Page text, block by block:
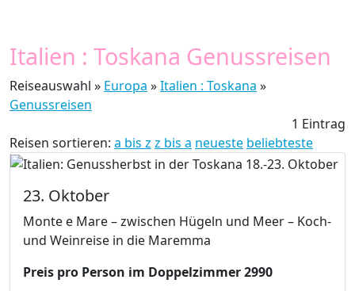
Italien : Toskana Genussreisen
Reiseauswahl » Europa »Italien : Toskana »
Genussreisen
1 Eintrag
Reisen sortieren: a bis z z bis a neueste beliebteste
23. Oktober
Monte e Mare – zwischen Hügeln und Meer – Koch-
und Weinreise in die Maremma
Preis pro Person im Doppelzimmer 2990